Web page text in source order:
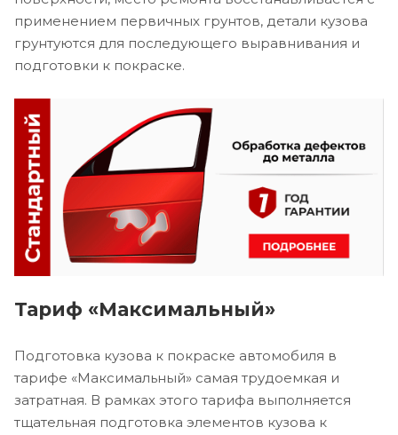
применением первичных грунтов, детали кузова
грунтуются для последующего выравнивания и
подготовки к покраске.
Тариф «Максимальный»
Подготовка кузова к покраске автомобиля в
тарифе «Максимальный» самая трудоемкая и
затратная. В рамках этого тарифа выполняется
тщательная подготовка элементов кузова к